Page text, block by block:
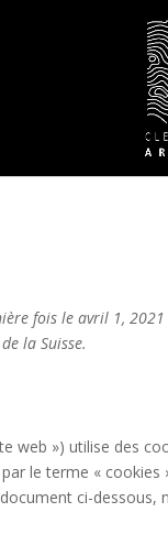
fois le avril 1,
la Suisse.
web ») utilise des
le terme «
ci-dessous,